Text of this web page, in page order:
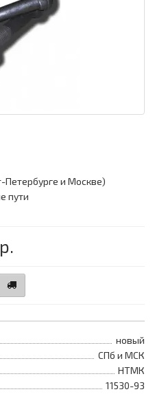
Петербурге и Москве)
пути
новый
СПб и МСК
НТМК
11530-93